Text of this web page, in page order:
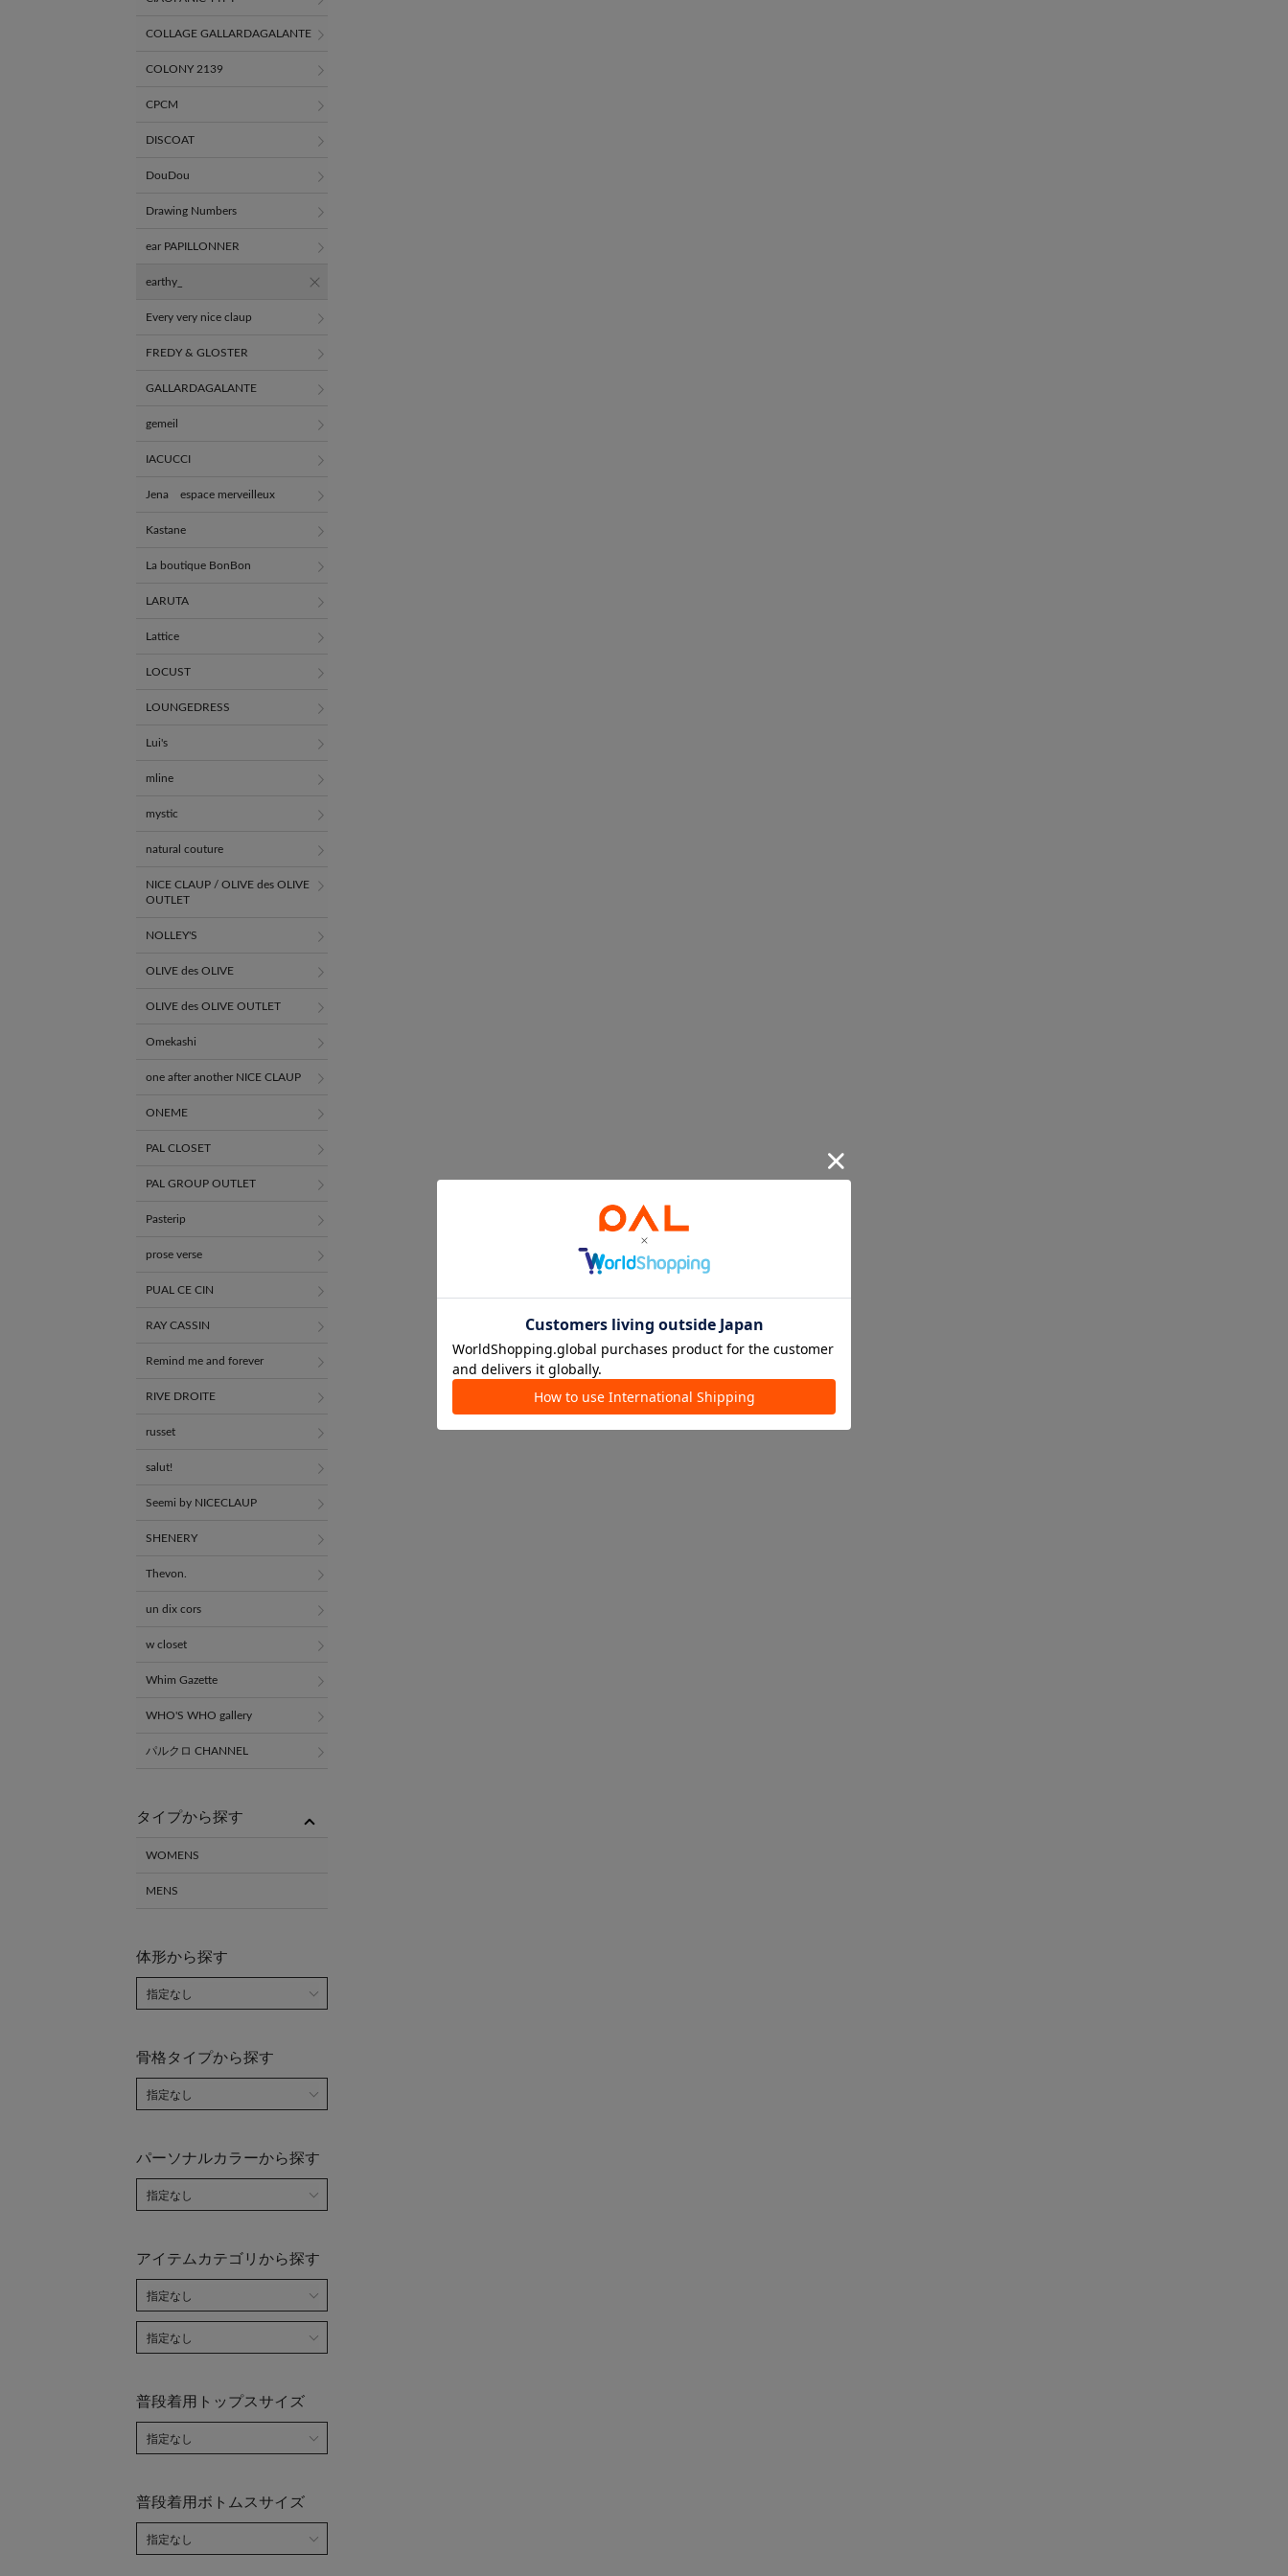
COLLAGE GALLARDAGALANTE
COLONY 2139
CPCM
DISCOAT
DouDou
Drawing Numbers
ear PAPILLONNER
earthy_
Every very nice claup
FREDY & GLOSTER
GALLARDAGALANTE
gemeil
IACUCCI
Jena espace merveilleux
Kastane
La boutique BonBon
LARUTA
Lattice
LOCUST
LOUNGEDRESS
Lui's
mline
mystic
natural couture
NICE CLAUP / OLIVE des OLIVE
OUTLET
NOLLEY'S
OLIVE des OLIVE
OLIVE des OLIVE OUTLET
Omekashi
one after another NICE CLAUP
ONEME
PAL CLOSET
PAL GROUP OUTLET
Pasterip
prose verse
PUAL CE CIN
RAY CASSIN
Remind me and forever
RIVE DROITE
russet
salut!
Seemi by NICECLAUP
SHENERY
Thevon.
un dix cors
w closet
Whim Gazette
WHO'S WHO gallery
パルクロ CHANNEL
タイプから探す
WOMENS
MENS
体形から探す
骨格タイプから探す
パーソナルカラーから探す
アイテムカテゴリから探す
普段着用トップスサイズ
普段着用ボトムスサイズ